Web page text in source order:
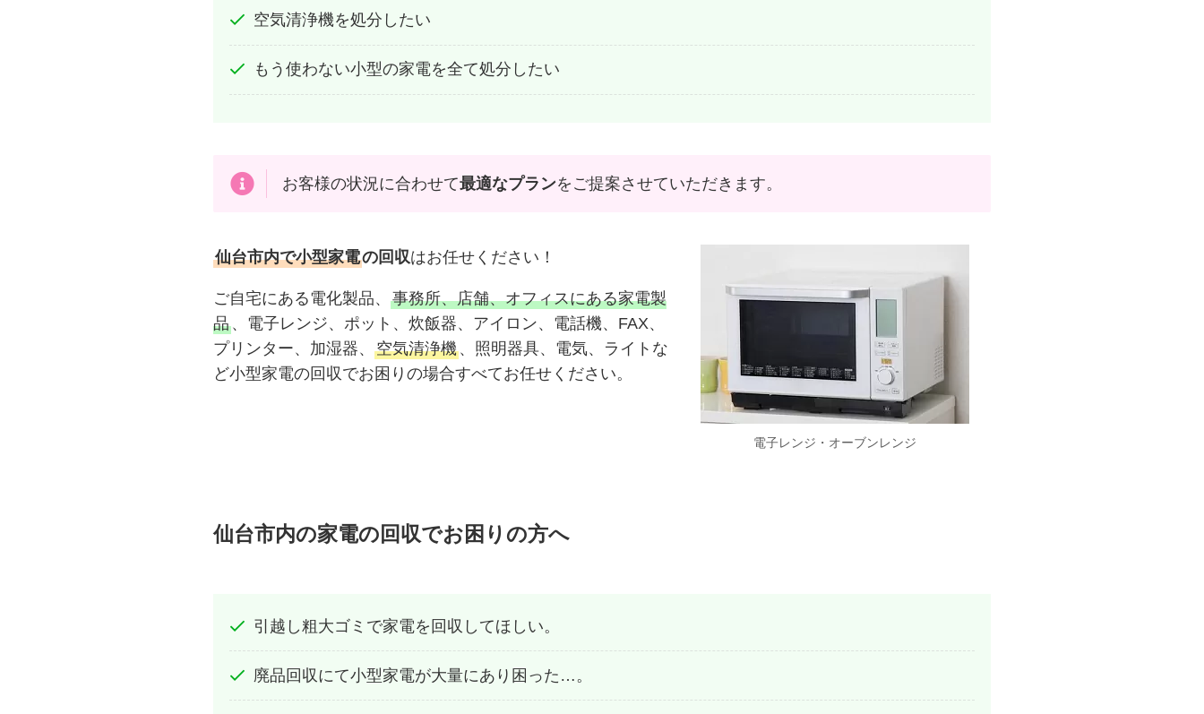
空気清浄機を処分したい
もう使わない小型の家電を全て処分したい
お客様の状況に合わせて最適なプランをご提案させていただきます。
仙台市内で小型家電の回収はお任せください！
ご自宅にある電化製品、 事務所、店舗、オフィスにある家電製
品 、電子レンジ、ポット、炊飯器、アイロン、電話機、FAX、
プリンター、加湿器、 空気清浄機 、照明器具、電気、ライトな
ど小型家電の回収でお困りの場合すべてお任せください。
電子レンジ・オーブンレンジ
仙台市内の家電の回収でお困りの方へ
引越し粗大ゴミで家電を回収してほしい。
廃品回収にて小型家電が大量にあり困った…。